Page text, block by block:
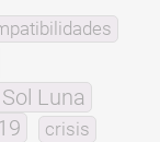
Luna
crisis